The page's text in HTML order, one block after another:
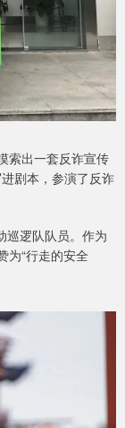
索出一套反诈宣传
剧本，参演了反诈
巡逻队队员。作为
为“行走的安全